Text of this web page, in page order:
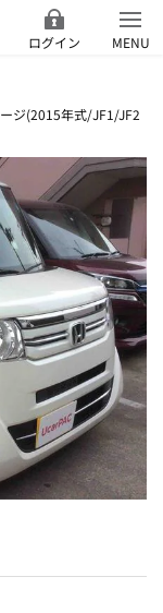
ログイン MENU
ジ(2015年式/JF1/JF2